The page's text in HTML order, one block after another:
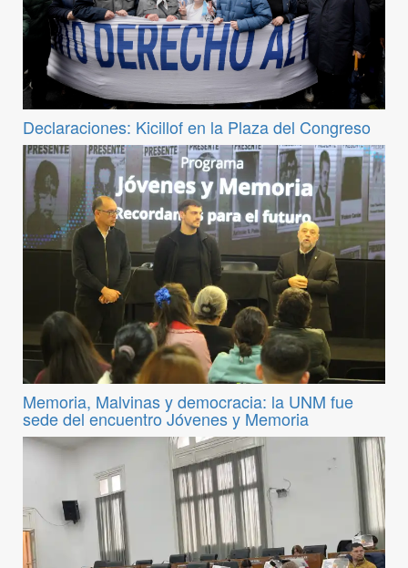
Declaraciones: Kicillof en la Plaza del Congreso
Memoria, Malvinas y democracia: la UNM fue
sede del encuentro Jóvenes y Memoria